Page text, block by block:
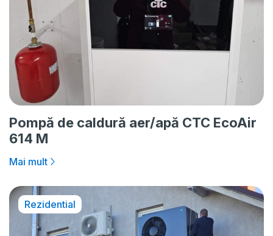
Pompă de caldură aer/apă CTC EcoAir
614 M
Mai mult
Rezidential